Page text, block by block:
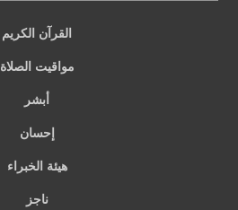
القرآن الكريم
مواقيت الصلاة
أبشر
إحسان
هيئة الخبراء
ناجز